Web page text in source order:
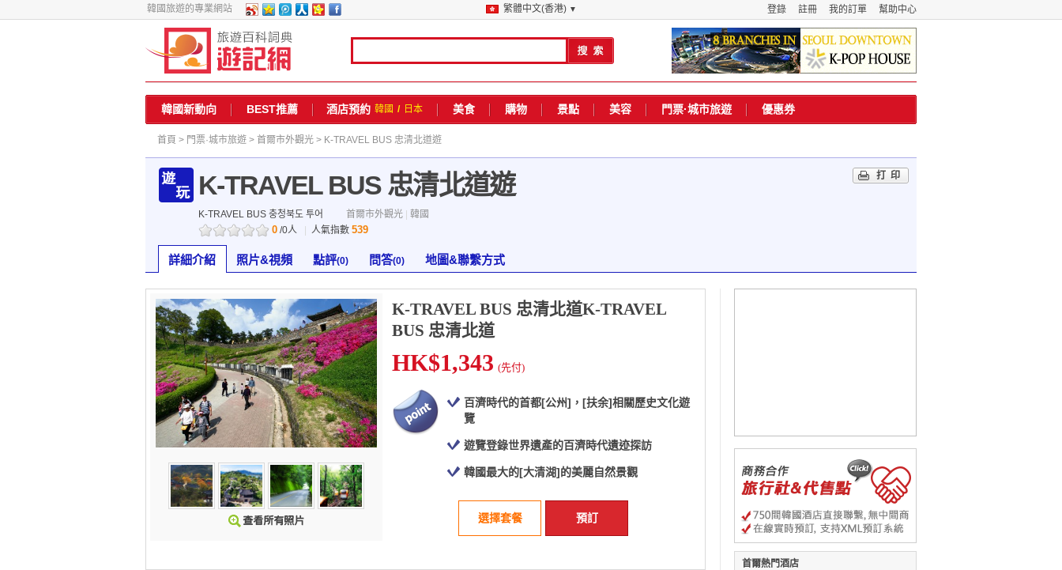
韓國旅遊的專業網站 幫助中心
我的訂單
註冊
登錄
繁體中文(香港) ▼
韓國新動向 BEST推薦 酒店預約 韓國 / 日本 美食 購物 景點 美容 門票·城市旅遊 優惠券
首頁 > 門票·城市旅遊 > 首爾市外觀光 > K-TRAVEL BUS 忠清北道遊
K-TRAVEL BUS 忠清北道遊
K-TRAVEL BUS 충청북도 투어 首爾市外觀光 韓國
0 /0人 人氣指數 539
打印
詳細介紹 照片&視頻 點評(0) 問答(0) 地圖&聯繫方式
K-TRAVEL BUS 忠清北道K-TRAVEL
BUS 忠清北道
HK$1,343 (先付)
百濟時代的首都[公州]，[扶余]相關歷史文化遊
覽
遊覽登錄世界遺產的百濟時代遺迹探訪
韓國最大的[大清湖]的美麗自然景觀
選擇套餐 預訂
首爾熱門酒店